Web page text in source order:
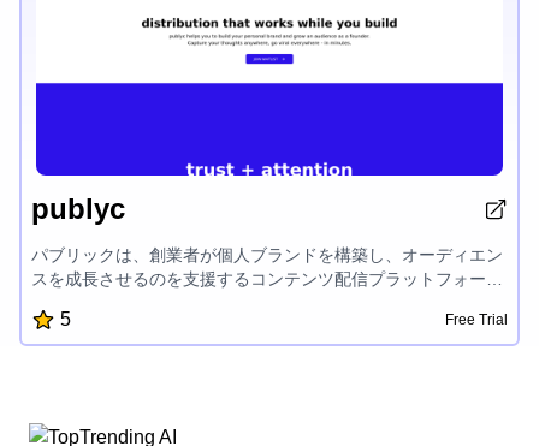
publyc
パブリックは、創業者が個人ブランドを構築し、オーディエン
スを成長させるのを支援するコンテンツ配信プラットフォーム
ームワークにより、パブリックはあなたの日々の洞察を
LinkedInやTwitterの魅力的な投稿に変え、自然にあなたの影響
ーディエンスを惹きつけることができます。
5 Free Trial